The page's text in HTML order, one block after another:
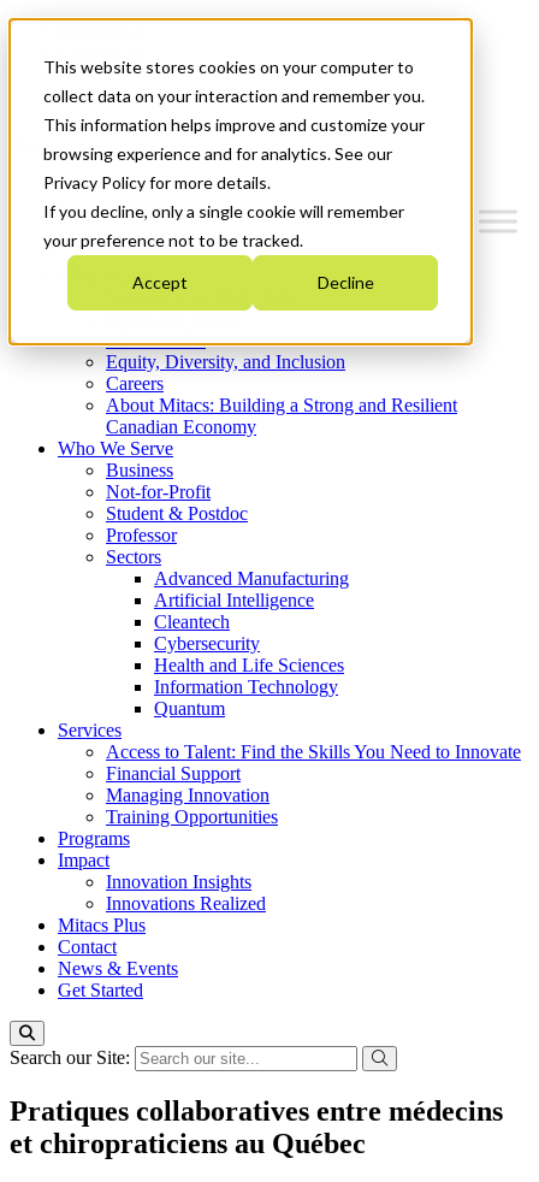
This website stores cookies on your computer to
collect data on your interaction and remember you.
This information helps improve and customize your
browsing experience and for analytics. See our
Privacy Policy for more details.
If you decline, only a single cookie will remember
your preference not to be tracked.
Accept Decline
News & Events
Get Started
Menu
Who We Are
Strategic Plan 2026-2030
What We Do
Equity, Diversity, and Inclusion
Careers
About Mitacs: Building a Strong and Resilient
Canadian Economy
Who We Serve
Business
Not-for-Profit
Student & Postdoc
Professor
Sectors
Advanced Manufacturing
Artificial Intelligence
Cleantech
Cybersecurity
Health and Life Sciences
Information Technology
Quantum
Services
Access to Talent: Find the Skills You Need to Innovate
Financial Support
Managing Innovation
Training Opportunities
Programs
Impact
Innovation Insights
Innovations Realized
Mitacs Plus
Contact
News & Events
Get Started
Search our Site:
Pratiques collaboratives entre médecins
et chiropraticiens au Québec